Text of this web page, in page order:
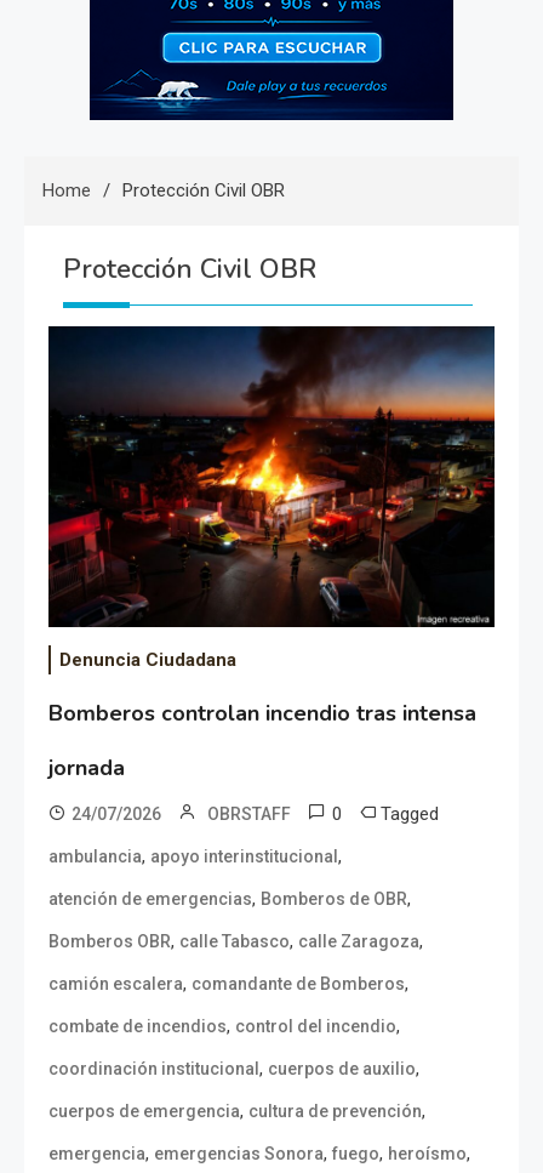
Home Protección Civil OBR
Protección Civil OBR
Denuncia Ciudadana
Bomberos controlan incendio tras intensa
jornada
24/07/2026 OBRSTAFF 0 Tagged
ambulancia, apoyo interinstitucional,
atención de emergencias, Bomberos de OBR,
Bomberos OBR, calle Tabasco, calle Zaragoza,
camión escalera, comandante de Bomberos,
combate de incendios, control del incendio,
coordinación institucional, cuerpos de auxilio,
cuerpos de emergencia, cultura de prevención,
emergencia, emergencias Sonora, fuego, heroísmo,